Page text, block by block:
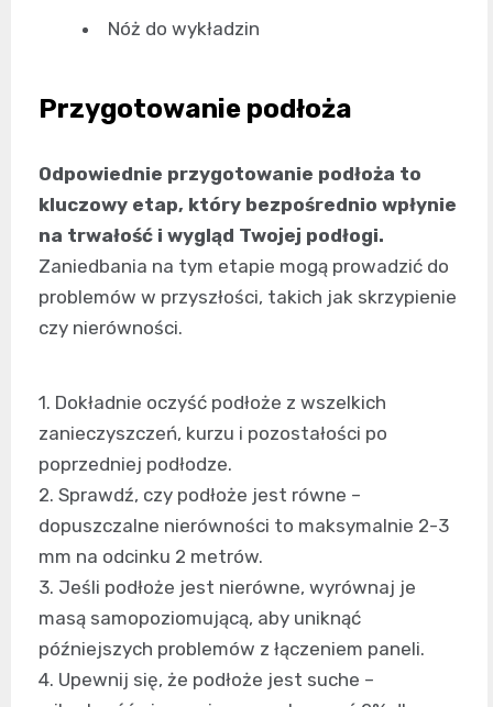
Nóż do wykładzin
Przygotowanie podłoża
Odpowiednie przygotowanie podłoża to
kluczowy etap, który bezpośrednio wpłynie
na trwałość i wygląd Twojej podłogi.
Zaniedbania na tym etapie mogą prowadzić do
problemów w przyszłości, takich jak skrzypienie
czy nierówności.
1. Dokładnie oczyść podłoże z wszelkich
zanieczyszczeń, kurzu i pozostałości po
poprzedniej podłodze.
2. Sprawdź, czy podłoże jest równe –
dopuszczalne nierówności to maksymalnie 2-3
mm na odcinku 2 metrów.
3. Jeśli podłoże jest nierówne, wyrównaj je
masą samopoziomującą, aby uniknąć
późniejszych problemów z łączeniem paneli.
4. Upewnij się, że podłoże jest suche –